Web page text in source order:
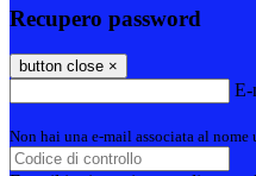
Recupero password
button close ×
E-
Non hai una e-mail associata al